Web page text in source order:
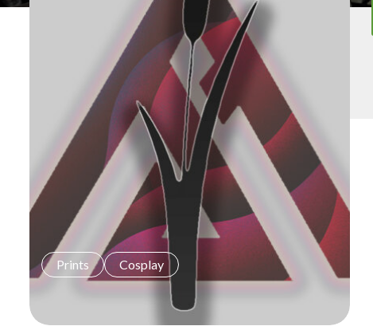
Prints Cosplay